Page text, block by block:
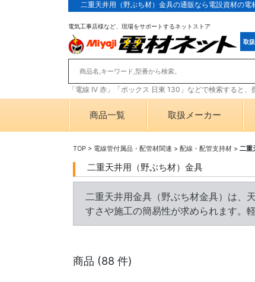
二重天井用（野ぶち材）金具の通販なら電設資材の電
電気工事店様など、現場をサポートするネットストア
取
「電線 IV 赤」「ボックス 日東 130」などで検索すると、
商品一覧 取扱メーカー
TOP > 電線管付属品・配管材関連 > 配線・配管支持材 > 二重
二重天井用（野ぶち材）金具
二重天井用金具（野ぶち材金具）は、
すさや施工の簡易性が求められます。
商品 (88 件)